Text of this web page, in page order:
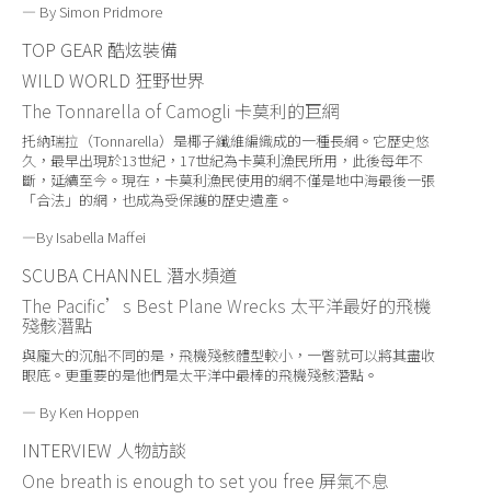
— By Simon Pridmore
TOP GEAR 酷炫裝備
WILD WORLD 狂野世界
The Tonnarella of Camogli 卡莫利的巨網
托納瑞拉（Tonnarella）是椰子纖維編織成的一種長網。它歷史悠
久，最早出現於13世紀，17世紀為卡莫利漁民所用，此後每年不
斷，延續至今。現在，卡莫利漁民使用的網不僅是地中海最後一張
「合法」的網，也成為受保護的歷史遺產。
—By Isabella Maffei
SCUBA CHANNEL 潛水頻道
The Pacific’s Best Plane Wrecks 太平洋最好的飛機
殘骸潛點
與龐大的沉船不同的是，飛機殘骸體型較小，一瞥就可以將其盡收
眼底。更重要的是他們是太平洋中最棒的飛機殘骸潛點。
— By Ken Hoppen
INTERVIEW 人物訪談
One breath is enough to set you free 屏氣不息